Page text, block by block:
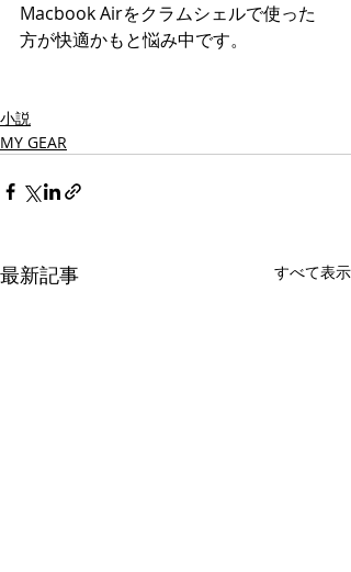
Macbook Airをクラムシェルで使った
方が快適かもと悩み中です。
小説
MY GEAR
最新記事 すべて表示